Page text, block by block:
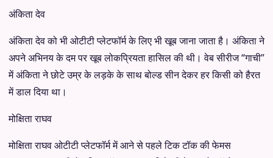
अंकिता देव
अंकिता देव को भी ओटीटी प्लेटफॉर्म के लिए भी खूब जाना जाता है। अंकिता ने
अपने अभिनय के दम पर खूब लोकप्रियता हासिल की थी। वेब सीरीज “गाची”
में अंकिता ने छोटे उम्र के लड़के के साथ बोल्ड सीन देकर हर किसी को हैरत
में डाल दिया था।
मोक्षिता राघव
मोक्षिता राघव ओटीटी प्लेटफॉर्म में आने से पहले टिक टॉक की फेमस